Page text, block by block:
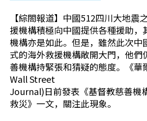
【綜閤報道】中國512四川大地震
援機構積極向中國提供各種援助，
機構亦是如此。但是，雖然此次中
式的海外救援機構敞開大門，他們
善機構持緊張和猜疑的態度。《
Wall Street
Journal)日前發表《基督教慈善機
救災》一文，關注此現象。